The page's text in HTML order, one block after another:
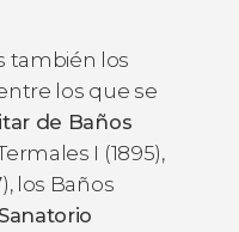
también los
los que se
de Baños
I (1895),
los Baños